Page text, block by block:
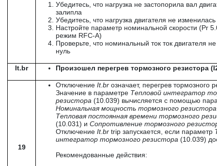
Убедитесь, что нагрузка не застопорила вал
залипла
Убедитесь, что нагрузка двигателя не изменилась
Настройте параметр номинальной скорости (Pr
режим RFC-A)
Проверьте, что номинальный ток ток двигателя
нуль
It.br Произошел перегрев тормозного резистора
19
Отключение It.br означает, перегрев тормозного
Значение в параметре Тепловой интегратор
резистора (10.039) вычисляется с помощью
Номинальная мощность тормозного
Тепловая постоянная времени тормозного
(10.031) и Сопротивление тормозного
Отключение It.br trip запускается, если параметр
интегратор тормозного резистора (10.039)
Рекомендованные действия: